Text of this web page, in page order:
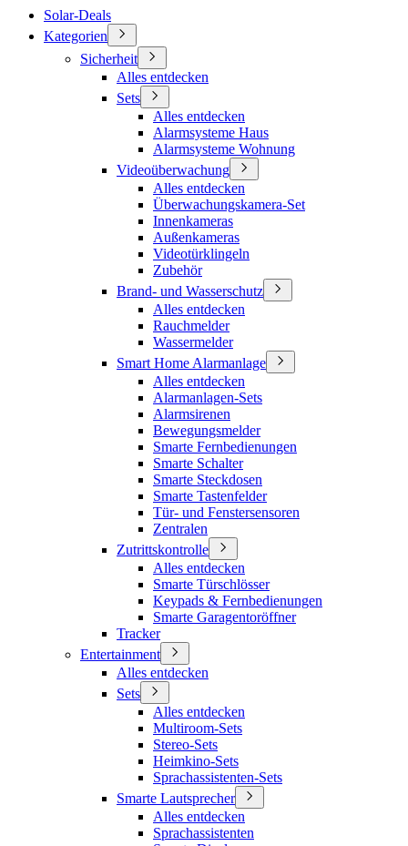
Solar-Deals
Kategorien
Sicherheit
Alles entdecken
Sets
Alles entdecken
Alarmsysteme Haus
Alarmsysteme Wohnung
Videoüberwachung
Alles entdecken
Überwachungskamera-Set
Innenkameras
Außenkameras
Videotürklingeln
Zubehör
Brand- und Wasserschutz
Alles entdecken
Rauchmelder
Wassermelder
Smart Home Alarmanlage
Alles entdecken
Alarmanlagen-Sets
Alarmsirenen
Bewegungsmelder
Smarte Fernbedienungen
Smarte Schalter
Smarte Steckdosen
Smarte Tastenfelder
Tür- und Fenstersensoren
Zentralen
Zutrittskontrolle
Alles entdecken
Smarte Türschlösser
Keypads & Fernbedienungen
Smarte Garagentoröffner
Tracker
Entertainment
Alles entdecken
Sets
Alles entdecken
Multiroom-Sets
Stereo-Sets
Heimkino-Sets
Sprachassistenten-Sets
Smarte Lautsprecher
Alles entdecken
Sprachassistenten